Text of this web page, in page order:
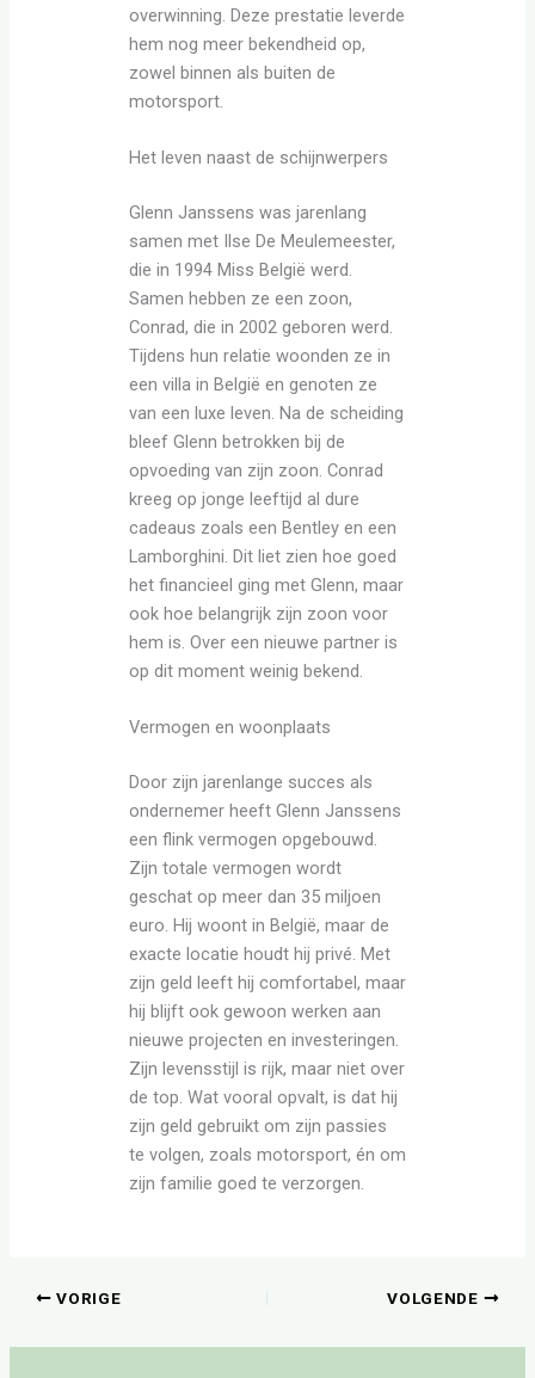
overwinning. Deze prestatie leverde
hem nog meer bekendheid op,
zowel binnen als buiten de
motorsport.
Het leven naast de schijnwerpers
Glenn Janssens was jarenlang
samen met Ilse De Meulemeester,
die in 1994 Miss België werd.
Samen hebben ze een zoon,
Conrad, die in 2002 geboren werd.
Tijdens hun relatie woonden ze in
een villa in België en genoten ze
van een luxe leven. Na de scheiding
bleef Glenn betrokken bij de
opvoeding van zijn zoon. Conrad
kreeg op jonge leeftijd al dure
cadeaus zoals een Bentley en een
Lamborghini. Dit liet zien hoe goed
het financieel ging met Glenn, maar
ook hoe belangrijk zijn zoon voor
hem is. Over een nieuwe partner is
op dit moment weinig bekend.
Vermogen en woonplaats
Door zijn jarenlange succes als
ondernemer heeft Glenn Janssens
een flink vermogen opgebouwd.
Zijn totale vermogen wordt
geschat op meer dan 35 miljoen
euro. Hij woont in België, maar de
exacte locatie houdt hij privé. Met
zijn geld leeft hij comfortabel, maar
hij blijft ook gewoon werken aan
nieuwe projecten en investeringen.
Zijn levensstijl is rijk, maar niet over
de top. Wat vooral opvalt, is dat hij
zijn geld gebruikt om zijn passies
te volgen, zoals motorsport, én om
zijn familie goed te verzorgen.
VORIGE VOLGENDE